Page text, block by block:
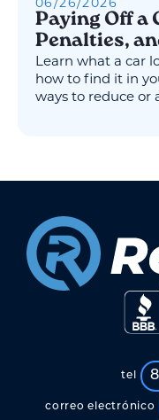
Paying Off a
Penalties,
Learn what a car
how to find it in
ways to reduce or
tel
correo electrónico